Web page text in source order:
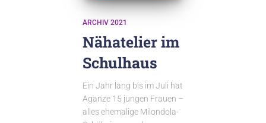
ARCHIV 2021
Nähatelier im
Schulhaus
Ein Jahr lang bis im Juli hat
Aganze 15 jungen Frauen –
alles ehemalige Milondola-